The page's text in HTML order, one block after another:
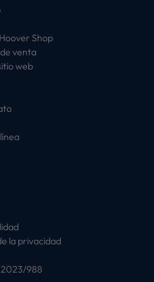
Shop
venta
web
la privacidad
2023/988